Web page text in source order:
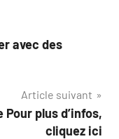
avec des
Article suivant
plus d’infos,
cliquez ici